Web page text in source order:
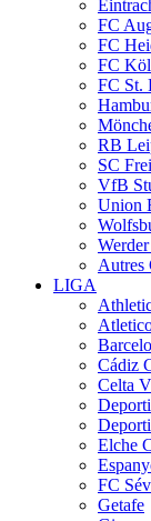
FC
FC
FC
FC St.
RB
SC
VfB
Union
Autres
LIGA
Cádiz
Celta
Elche
FC
Getafe